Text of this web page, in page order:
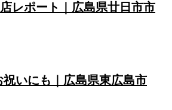
レポート｜広島県廿日市市
いにも｜広島県東広島市